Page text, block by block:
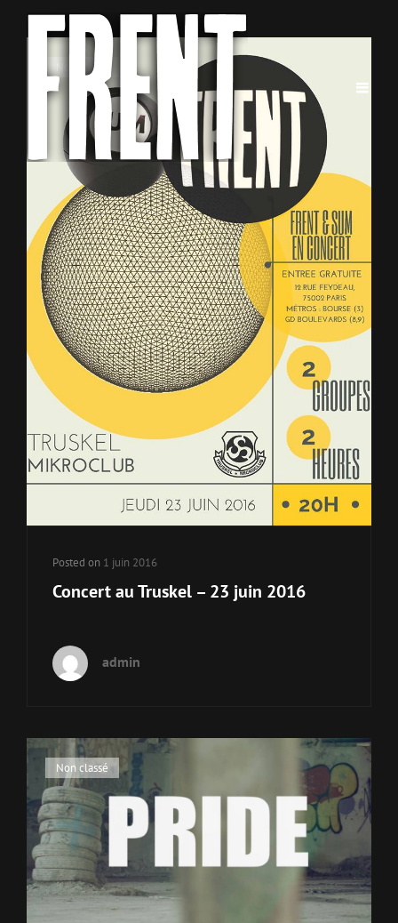
Links
Non classé
Posted on 1 juin 2016
Concert au Truskel – 23 juin 2016
admin
Cat
Links
Non classé